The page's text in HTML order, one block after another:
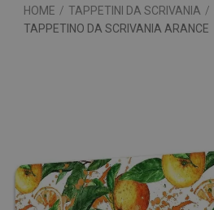
HOME / TAPPETINI DA SCRIVANIA /
TAPPETINO DA SCRIVANIA ARANCE